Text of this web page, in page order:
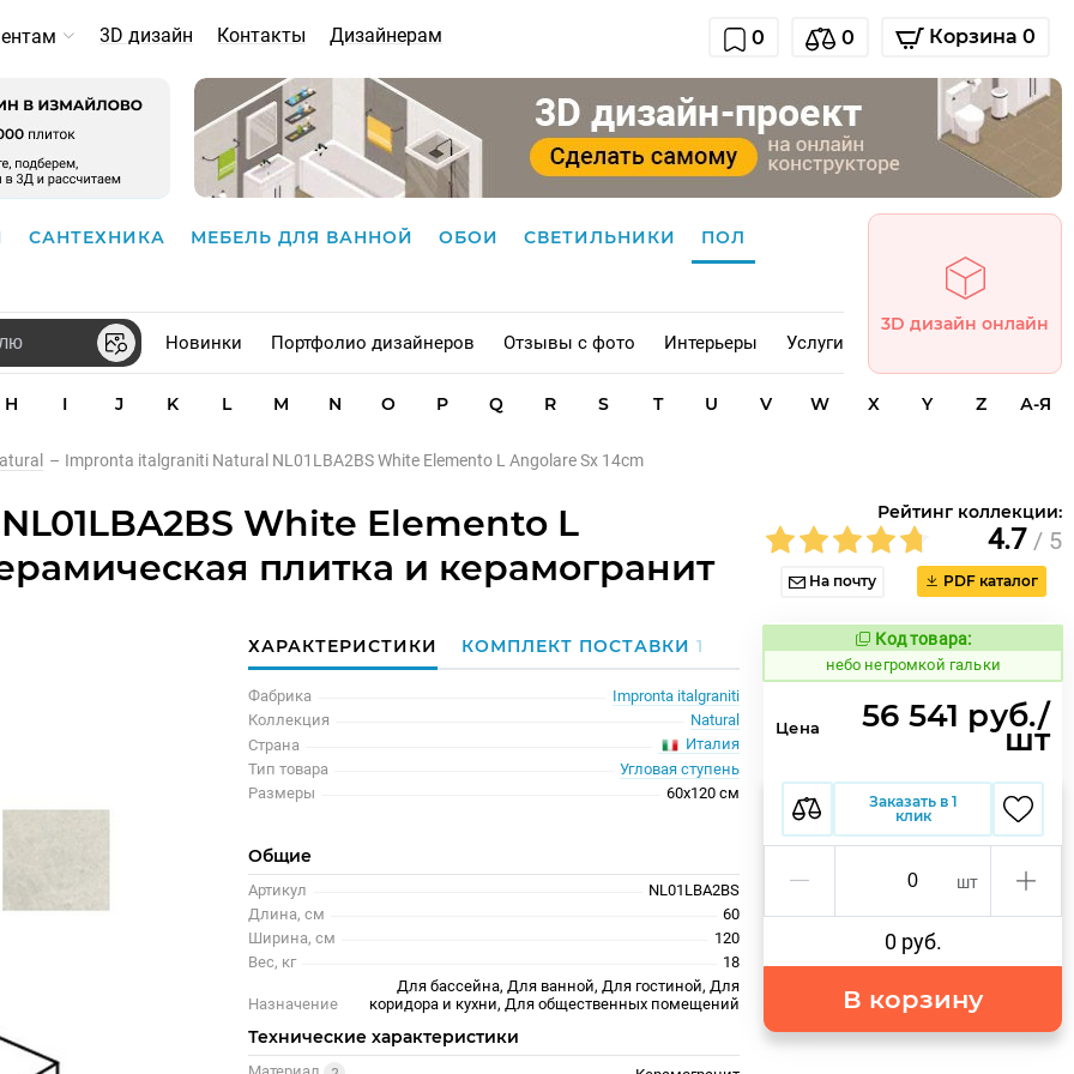
3D дизайн Контакты Дизайнерам 0 0 Корзина 0
САНТЕХНИКА МЕБЕЛЬ ДЛЯ ВАННОЙ ОБОИ СВЕТИЛЬНИКИ ПОЛ
Новинки Портфолио дизайнеров Отзывы с фото Интерьеры Услуги
3D дизайн онлайн
H I J K L M N O P Q R S T U V W X Y Z А-Я
– Impronta italgraniti Natural NL01LBA2BS White Elemento L Angolare Sx 14cm
White Elemento L
плитка и керамогранит
Рейтинг коллекции:
4.7 / 5
На почту PDF каталог
ХАРАКТЕРИСТИКИ КОМПЛЕКТ ПОСТАВКИ1
Фабрика
Impronta italgraniti
Коллекция
Natural
Страна
Италия
Тип товара
Угловая ступень
Размеры
60x120 см
Общие
Артикул
NL01LBA2BS
Длина, см
60
Ширина, см
120
Вес, кг
18
Назначение
Для бассейна, Для ванной, Для гостиной, Для
коридора и кухни, Для общественных помещений
Технические характеристики
Код товара:
1124390 Код товара:
небо негромкой гальки
Цена 56 541 руб./
шт
Заказать в 1
клик
шт
0 руб.
В корзину